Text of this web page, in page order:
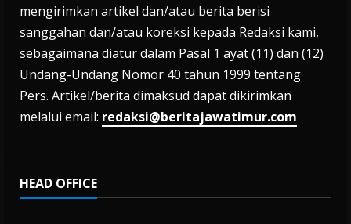
mengirimkan artikel dan/atau berita berisi
sanggahan dan/atau koreksi kepada Redaksi kami,
sebagaimana diatur dalam Pasal 1 ayat (11) dan (12)
Undang-Undang Nomor 40 tahun 1999 tentang
Pers. Artikel/berita dimaksud dapat dikirimkan
melalui email: redaksi@beritajawatimur.com
HEAD OFFICE